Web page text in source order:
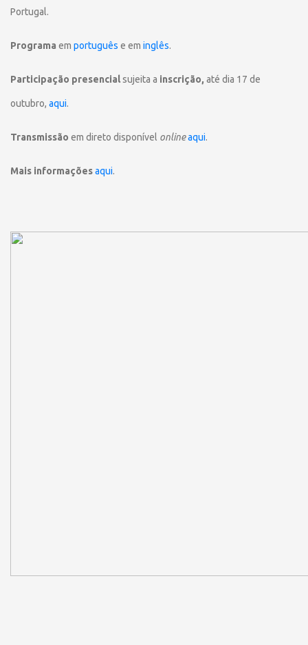
Portugal.
Programa em português e em inglês.
Participação presencialsujeita a inscrição, até dia 17 de
outubro, aqui.
Transmissão em direto disponível onlineaqui.
Mais informaçõesaqui.